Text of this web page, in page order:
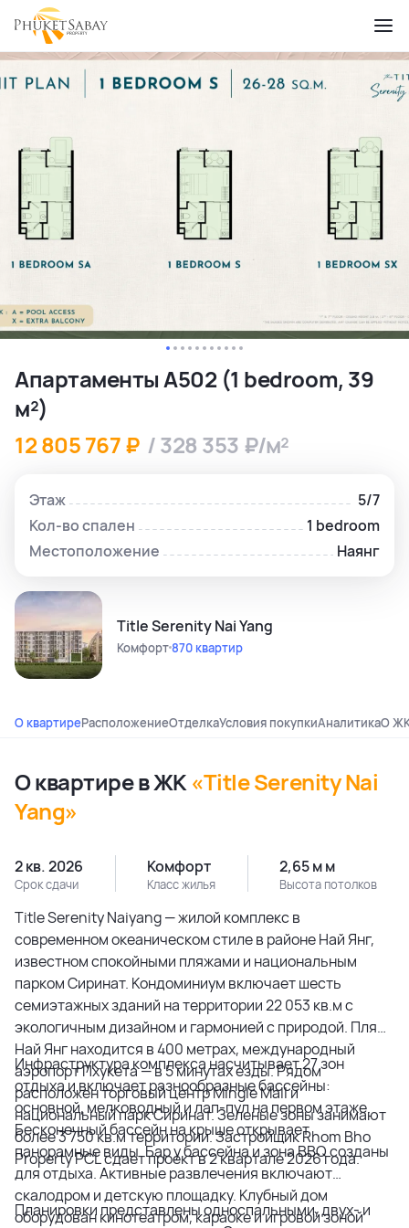
Апартаменты A502 (1 bedroom, 39
м²)
12 805 767 ₽ / 328 353 ₽/м²
Этаж
5/7
Кол-во спален
1 bedroom
Местоположение
Наянг
Title Serenity Nai Yang
Комфорт870 квартир
О квартиреРасположениеОтделкаУсловия покупкиАналитикаО
О квартире в ЖК «Title Serenity Nai
Yang»
2 кв. 2026
Срок сдачи
Комфорт
Класс жилья
2,65 м м
Высота потолков
Title Serenity Naiyang — жилой комплекс в
современном океаническом стиле в районе Най Янг,
известном спокойными пляжами и национальным
парком Сиринат. Кондоминиум включает шесть
семиэтажных зданий на территории 22 053 кв.м с
экологичным дизайном и гармонией с природой. Пляж
Най Янг находится в 400 метрах, международный
аэропорт Пхукета — в 5 минутах езды. Рядом
расположен торговый центр Mingle Mall и
национальный парк Сиринат. Зеленые зоны занимают
более 3 750 кв.м территории. Застройщик Rhom Bho
Property PCL сдает проект в 2 квартале 2026 года.
Инфраструктура комплекса насчитывает 27 зон
отдыха и включает разнообразные бассейны:
основной, мелководный и лап-пул на первом этаже.
Бесконечный бассейн на крыше открывает
панорамные виды. Бар у бассейна и зона BBQ созданы
для отдыха. Активные развлечения включают
скалодром и детскую площадку. Клубный дом
оборудован кинотеатром, караоке и игровой зоной
Планировки представлены односпальными, двух- и